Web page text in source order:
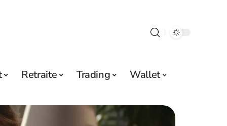
Retraite Trading Wallet